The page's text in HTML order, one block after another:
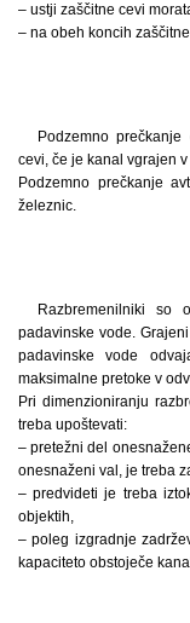
– ustji zaščitne cevi
– na obeh koncih
Podzemno
cevi, če je kanal vgrajen
Podzemno prečkanje
železnic.
Razbremenilniki
padavinske vode.
padavinske vode
maksimalne pretoke v
Pri dimenzioniranju
treba upoštevati:
– pretežni del
onesnaženi val, je treba
– predvideti je treba
objektih,
– poleg izgradnje
kapaciteto obstoječe